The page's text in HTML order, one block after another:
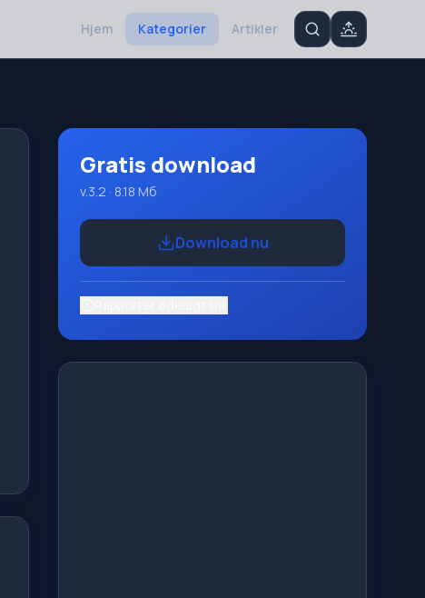
Hjem Kategorier Artikler
Gratis download
v.3.2 · 8.18 Мб
Download nu